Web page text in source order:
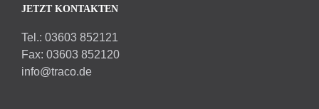
JETZT KONTAKTEN
Tel.: 03603 852121
Fax: 03603 852120
info@traco.de